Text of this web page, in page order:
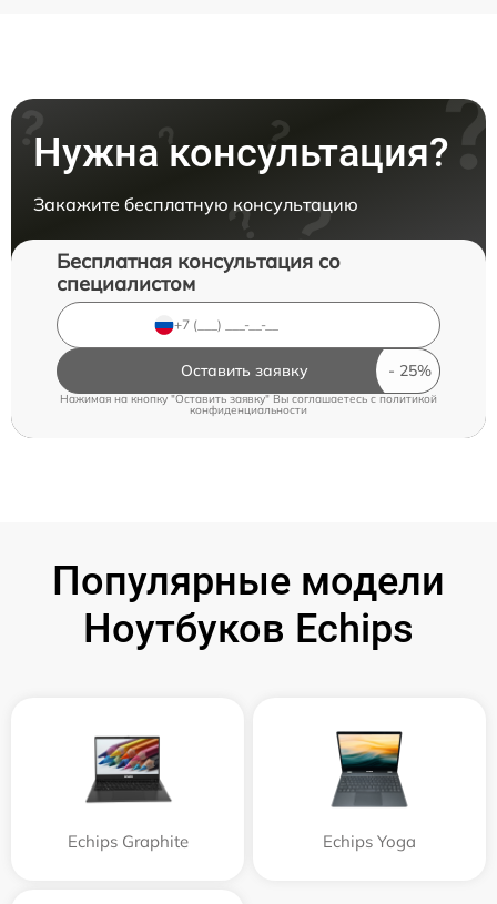
Нужна консультация?
Закажите бесплатную консультацию
Бесплатная консультация со
специалистом
Оставить заявку
Нажимая на кнопку "Оставить заявку" Вы соглашаетесь cполитикой
конфиденциальности
Популярные модели
Ноутбуков Echips
Echips Graphite Echips Yoga